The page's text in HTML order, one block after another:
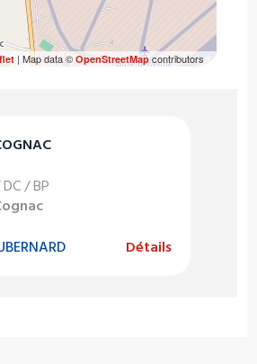
/ BP
Détails
| Map data © OpenStreetMapcontributors